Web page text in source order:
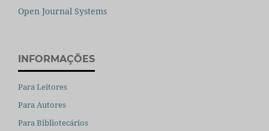
Open Journal Systems
INFORMAÇÕES
Para Leitores
Para Autores
Para Bibliotecários